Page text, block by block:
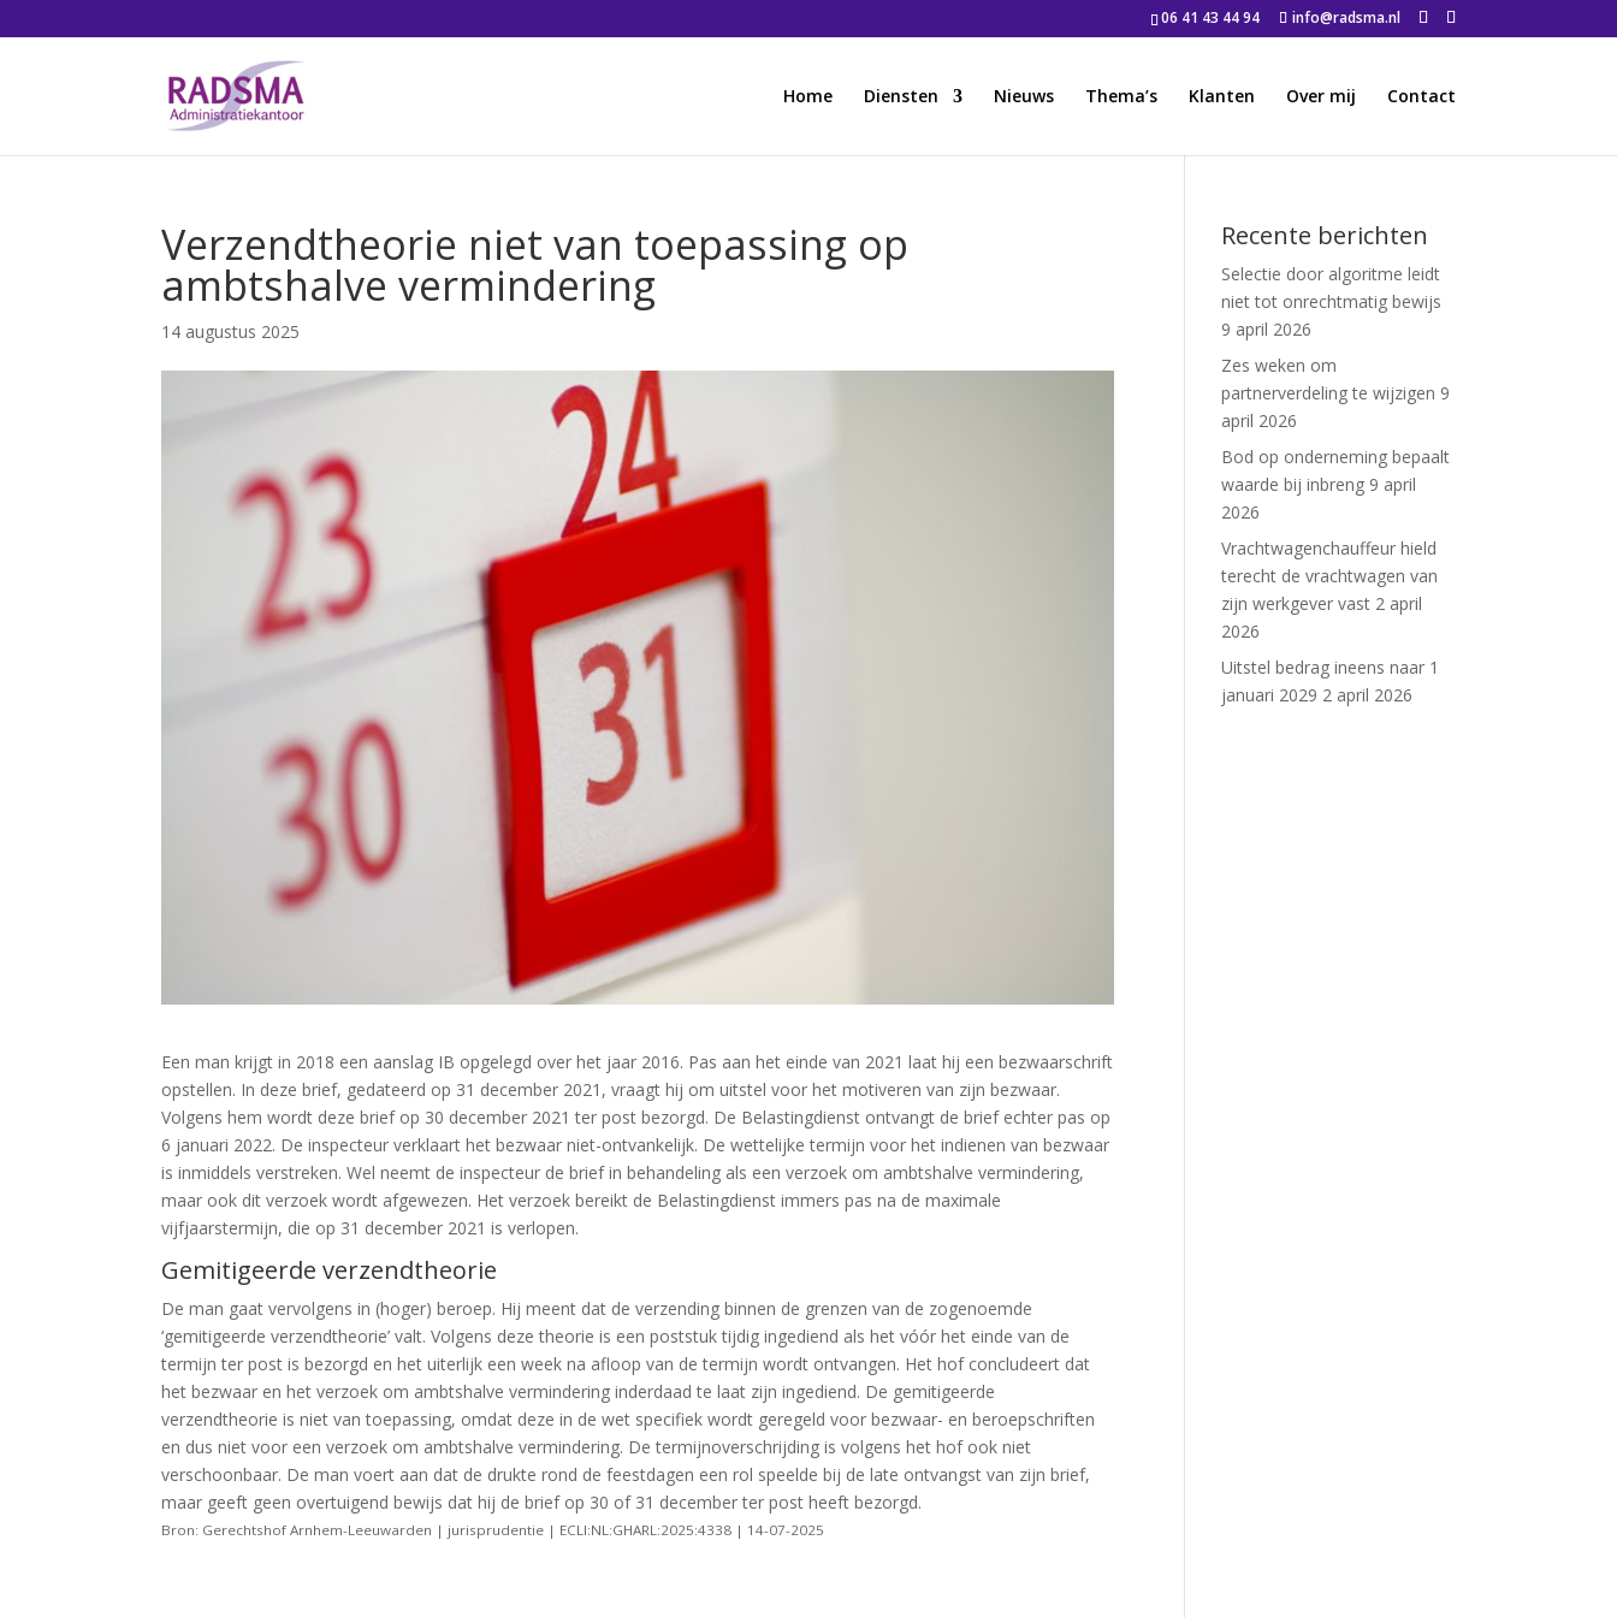
06 41 43 44 94 info@radsma.nl
Home Diensten Nieuws Thema’s Klanten Over mij Contact
Verzendtheorie niet van toepassing op
ambtshalve vermindering
14 augustus 2025
Een man krijgt in 2018 een aanslag IB opgelegd over het jaar 2016. Pas aan het einde van 2021 laat hij een bezwaarschrift
opstellen. In deze brief, gedateerd op 31 december 2021, vraagt hij om uitstel voor het motiveren van zijn bezwaar.
Volgens hem wordt deze brief op 30 december 2021 ter post bezorgd. De Belastingdienst ontvangt de brief echter pas op
6 januari 2022. De inspecteur verklaart het bezwaar niet-ontvankelijk. De wettelijke termijn voor het indienen van bezwaar
is inmiddels verstreken. Wel neemt de inspecteur de brief in behandeling als een verzoek om ambtshalve vermindering,
maar ook dit verzoek wordt afgewezen. Het verzoek bereikt de Belastingdienst immers pas na de maximale
vijfjaarstermijn, die op 31 december 2021 is verlopen.
Gemitigeerde verzendtheorie
De man gaat vervolgens in (hoger) beroep. Hij meent dat de verzending binnen de grenzen van de zogenoemde
‘gemitigeerde verzendtheorie’ valt. Volgens deze theorie is een poststuk tijdig ingediend als het vóór het einde van de
termijn ter post is bezorgd en het uiterlijk een week na afloop van de termijn wordt ontvangen. Het hof concludeert dat
het bezwaar en het verzoek om ambtshalve vermindering inderdaad te laat zijn ingediend. De gemitigeerde
verzendtheorie is niet van toepassing, omdat deze in de wet specifiek wordt geregeld voor bezwaar- en beroepschriften
en dus niet voor een verzoek om ambtshalve vermindering. De termijnoverschrijding is volgens het hof ook niet
verschoonbaar. De man voert aan dat de drukte rond de feestdagen een rol speelde bij de late ontvangst van zijn brief,
maar geeft geen overtuigend bewijs dat hij de brief op 30 of 31 december ter post heeft bezorgd.
Bron: Gerechtshof Arnhem-Leeuwarden | jurisprudentie | ECLI:NL:GHARL:2025:4338 | 14-07-2025
Recente berichten
Selectie door algoritme leidt
niet tot onrechtmatig bewijs
9 april 2026
Zes weken om
partnerverdeling te wijzigen 9
april 2026
Bod op onderneming bepaalt
waarde bij inbreng 9 april
2026
Vrachtwagenchauffeur hield
terecht de vrachtwagen van
zijn werkgever vast 2 april
2026
Uitstel bedrag ineens naar 1
januari 2029 2 april 2026